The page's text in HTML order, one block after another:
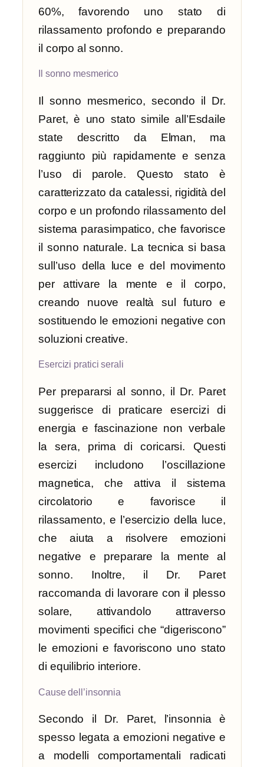
60%, favorendo uno stato di
rilassamento profondo e preparando
il corpo al sonno.
Il sonno mesmerico
Il sonno mesmerico, secondo il Dr.
Paret, è uno stato simile all’Esdaile
state descritto da Elman, ma
raggiunto più rapidamente e senza
l’uso di parole. Questo stato è
caratterizzato da catalessi, rigidità del
corpo e un profondo rilassamento del
sistema parasimpatico, che favorisce
il sonno naturale. La tecnica si basa
sull’uso della luce e del movimento
per attivare la mente e il corpo,
creando nuove realtà sul futuro e
sostituendo le emozioni negative con
soluzioni creative.
Esercizi pratici serali
Per prepararsi al sonno, il Dr. Paret
suggerisce di praticare esercizi di
energia e fascinazione non verbale
la sera, prima di coricarsi. Questi
esercizi includono l’oscillazione
magnetica, che attiva il sistema
circolatorio e favorisce il
rilassamento, e l’esercizio della luce,
che aiuta a risolvere emozioni
negative e preparare la mente al
sonno. Inoltre, il Dr. Paret
raccomanda di lavorare con il plesso
solare, attivandolo attraverso
movimenti specifici che “digeriscono”
le emozioni e favoriscono uno stato
di equilibrio interiore.
Cause dell’insonnia
Secondo il Dr. Paret, l’insonnia è
spesso legata a emozioni negative e
a modelli comportamentali radicati